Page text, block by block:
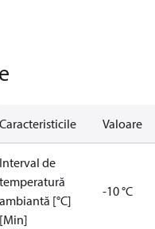
EACGL
Caracteristicile Valoare
Interval de
temperatură
ambiantă [°C]
[Min]
-10 °C